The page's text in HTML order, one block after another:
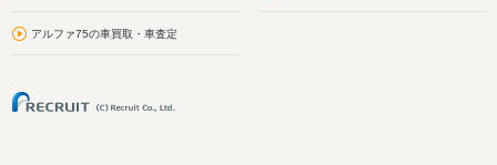
アルファ75の車買取・車査定